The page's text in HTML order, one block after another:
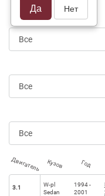
Да Нет
Двигатель Кузов Год
3.1
W-pl
Sedan
1994 -
2001